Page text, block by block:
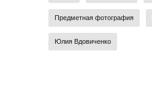
Предметная фотография
Юлия Вдовиченко